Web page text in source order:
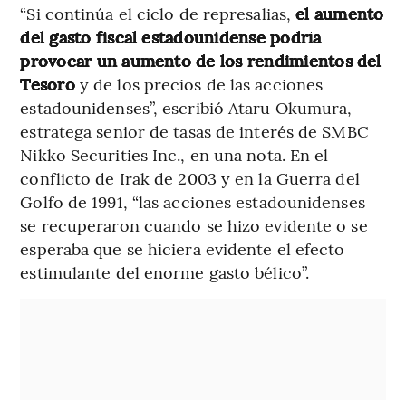
“Si continúa el ciclo de represalias,el aumento
del gasto fiscal estadounidense podría
provocar un aumento de los rendimientos del
Tesoroy de los precios de las acciones
estadounidenses”, escribió Ataru Okumura,
estratega senior de tasas de interés de SMBC
Nikko Securities Inc., en una nota. En el
conflicto de Irak de 2003 y en la Guerra del
Golfo de 1991, “las acciones estadounidenses
se recuperaron cuando se hizo evidente o se
esperaba que se hiciera evidente el efecto
estimulante del enorme gasto bélico”.